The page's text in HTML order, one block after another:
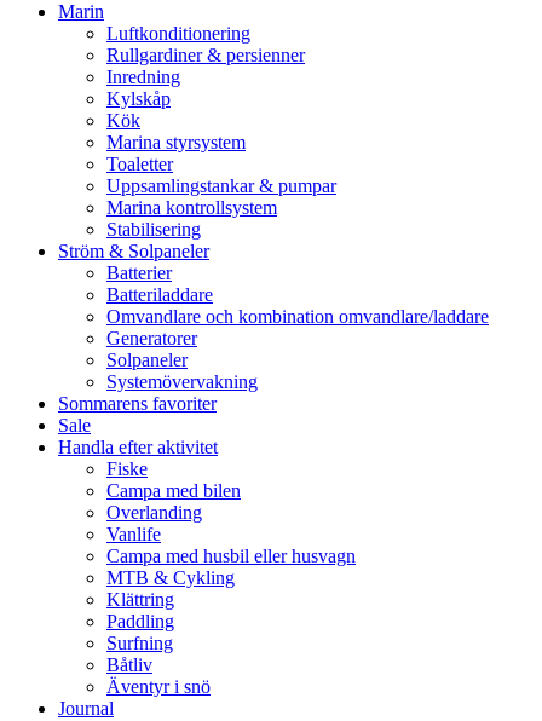
Marin
Luftkonditionering
Rullgardiner & persienner
Inredning
Kylskåp
Kök
Marina styrsystem
Toaletter
Uppsamlingstankar & pumpar
Marina kontrollsystem
Stabilisering
Ström & Solpaneler
Batterier
Batteriladdare
Omvandlare och kombination omvandlare/laddare
Generatorer
Solpaneler
Systemövervakning
Sommarens favoriter
Sale
Handla efter aktivitet
Fiske
Campa med bilen
Overlanding
Vanlife
Campa med husbil eller husvagn
MTB & Cykling
Klättring
Paddling
Surfning
Båtliv
Äventyr i snö
Journal